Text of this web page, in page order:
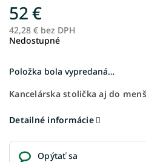
52 €
42,28 € bez DPH
Nedostupné
Položka bola vypredaná…
Kancelárska stolička aj do
Detailné informácie
Opýtať sa